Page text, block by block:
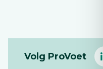
Volg ProVoet